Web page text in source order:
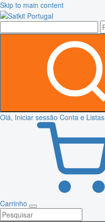
Skip to main content
Olá, Iniciar sessão Conta e Listas
Carrinho